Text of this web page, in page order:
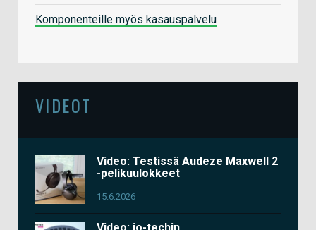
Komponenteille myös kasauspalvelu
VIDEOT
Video: Testissä Audeze Maxwell 2
-pelikuulokkeet
15.6.2026